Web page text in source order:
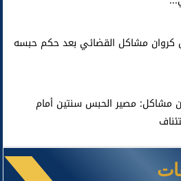
مشاكل القضائي بعد حكم حبسه
مشاكل: مصير الحبس سنتين أمام